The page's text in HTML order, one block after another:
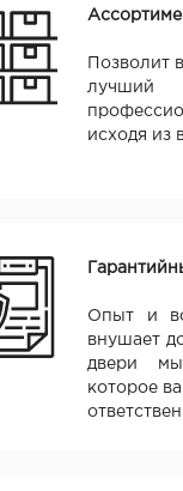
Позволит
исходя из
Опыт и
внушает
двери
которое